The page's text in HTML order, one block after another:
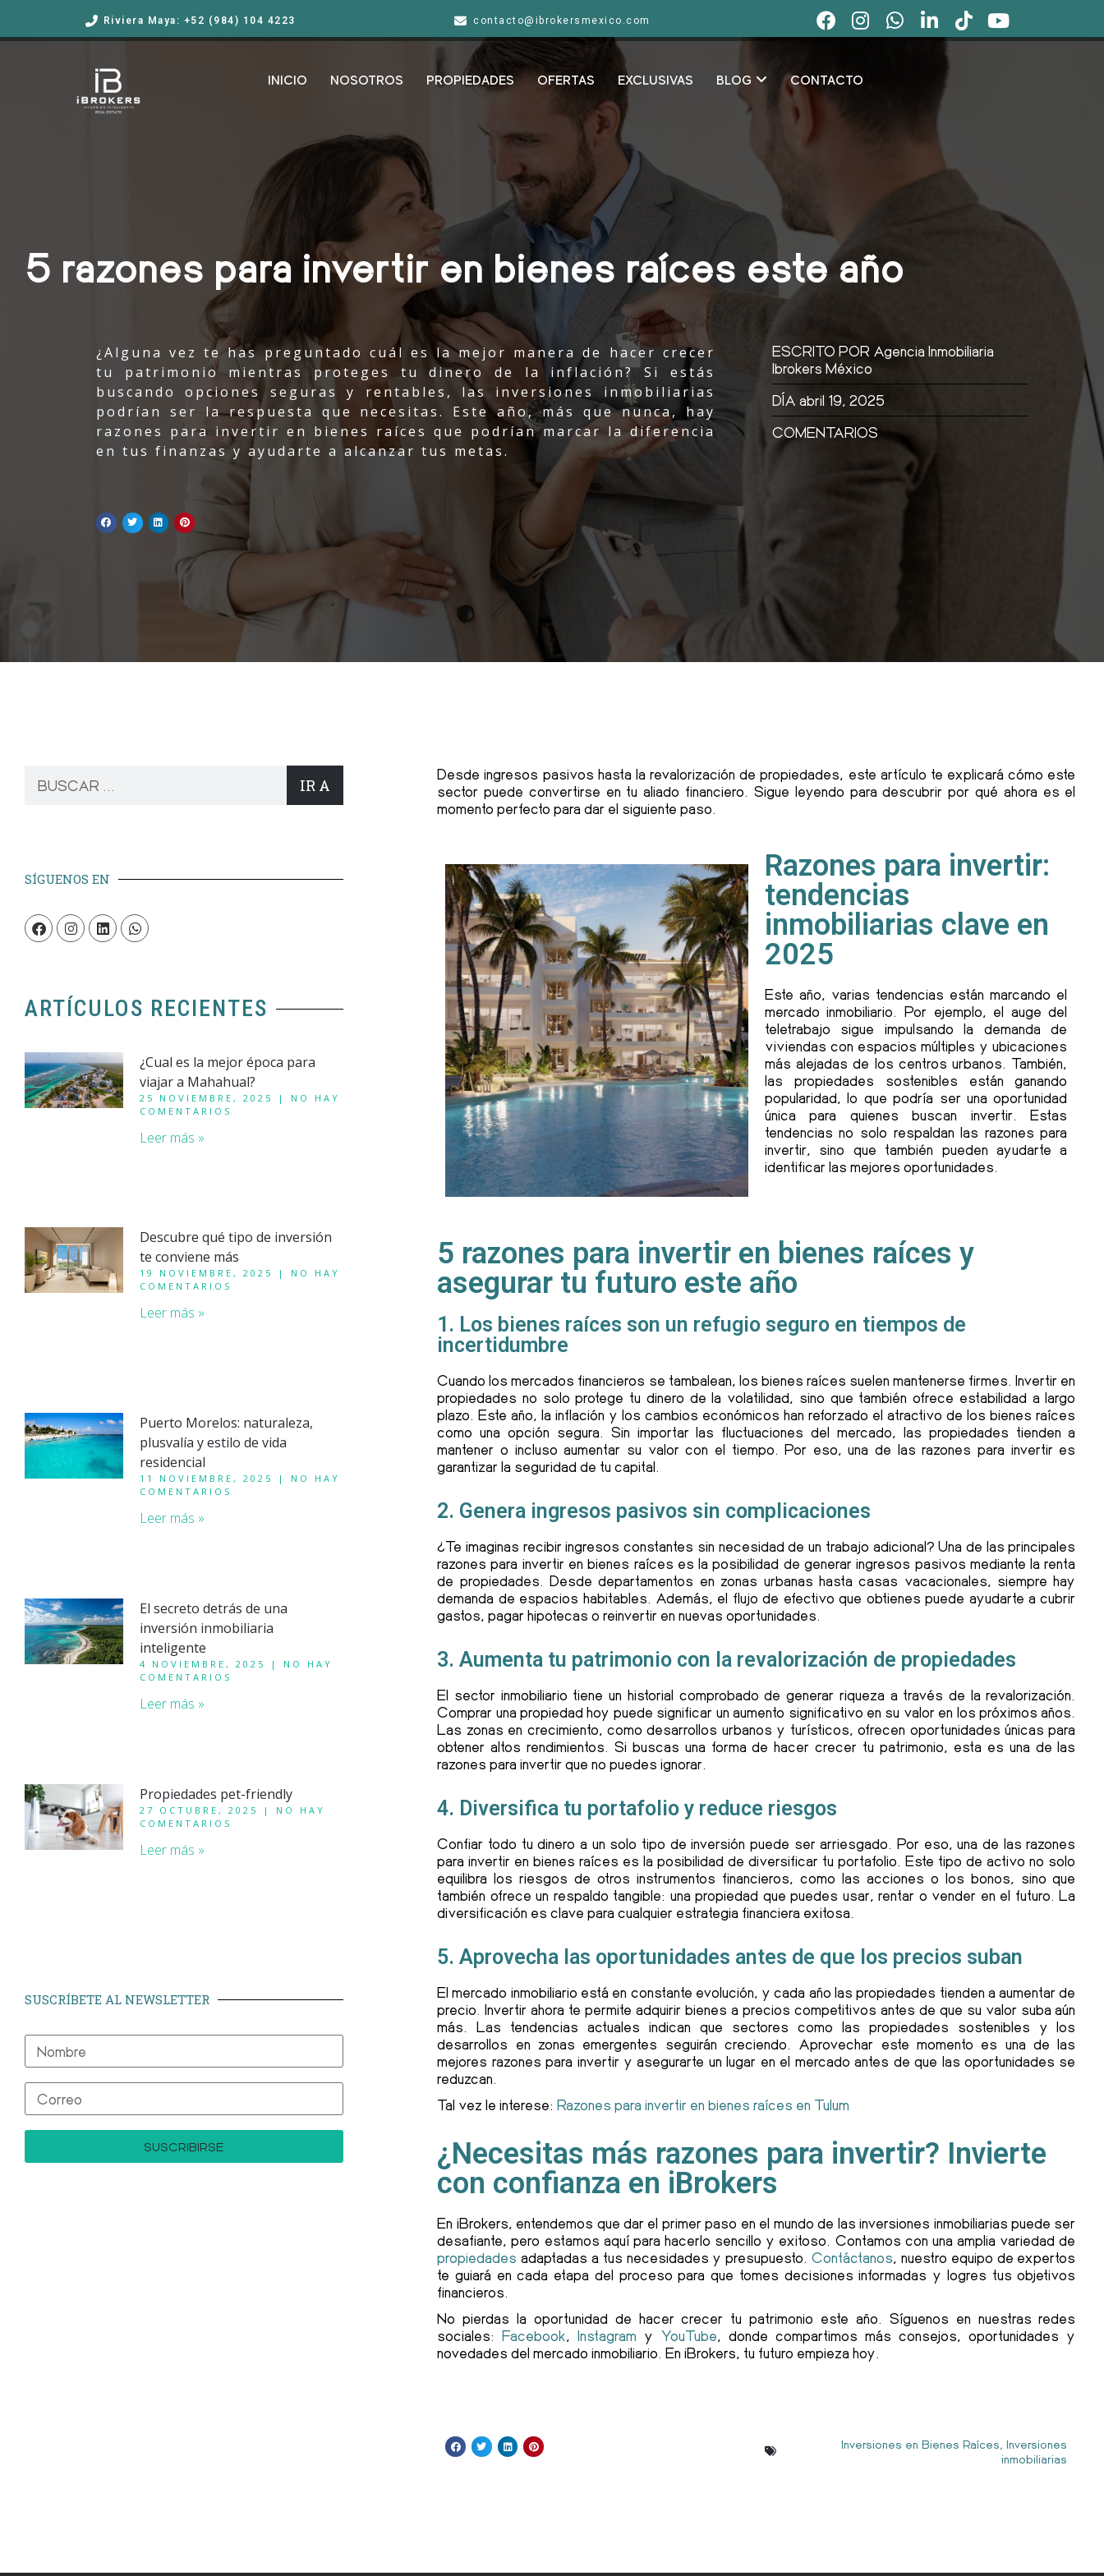
Riviera Maya: +52 (984) 104 4223 contacto@ibrokersmexico.com
INICIO NOSOTROS PROPIEDADES OFERTAS EXCLUSIVAS BLOG CONTACTO
5 razones para invertir en bienes raíces este año
¿Alguna vez te has preguntado cuál es la mejor manera de hacer crecer
tu patrimonio mientras proteges tu dinero de la inflación? Si estás
buscando opciones seguras y rentables, las inversiones inmobiliarias
podrían ser la respuesta que necesitas. Este año, más que nunca, hay
razones para invertir en bienes raíces que podrían marcar la diferencia
en tus finanzas y ayudarte a alcanzar tus metas.
ESCRITO POR Agencia Inmobiliaria
Ibrokers México
DÍAabril 19, 2025
COMENTARIOS
IR A
SÍGUENOS EN
ARTÍCULOS RECIENTES
¿Cual es la mejor época para
viajar a Mahahual?
25 NOVIEMBRE, 2025
NO HAY
COMENTARIOS
Leer más »
Descubre qué tipo de inversión
te conviene más
19 NOVIEMBRE, 2025
NO HAY
COMENTARIOS
Leer más »
Puerto Morelos: naturaleza,
plusvalía y estilo de vida
residencial
11 NOVIEMBRE, 2025
NO HAY
COMENTARIOS
Leer más »
El secreto detrás de una
inversión inmobiliaria
inteligente
4 NOVIEMBRE, 2025
NO HAY
COMENTARIOS
Leer más »
Propiedades pet-friendly
27 OCTUBRE, 2025
NO HAY
COMENTARIOS
Leer más »
SUSCRÍBETE AL NEWSLETTER
SUSCRIBIRSE
Desde ingresos pasivos hasta la revalorización de propiedades, este artículo te explicará cómo este
sector puede convertirse en tu aliado financiero. Sigue leyendo para descubrir por qué ahora es el
momento perfecto para dar el siguiente paso.
Razones para invertir:
tendencias
inmobiliarias clave en
2025
Este año, varias tendencias están marcando el
mercado inmobiliario. Por ejemplo, el auge del
teletrabajo sigue impulsando la demanda de
viviendas con espacios múltiples y ubicaciones
más alejadas de los centros urbanos. También,
las propiedades sostenibles están ganando
popularidad, lo que podría ser una oportunidad
única para quienes buscan invertir. Estas
tendencias no solo respaldan las razones para
invertir, sino que también pueden ayudarte a
identificar las mejores oportunidades.
5 razones para invertir en bienes raíces y
asegurar tu futuro este año
1. Los bienes raíces son un refugio seguro en tiempos de
incertidumbre
Cuando los mercados financieros se tambalean, los bienes raíces suelen mantenerse firmes. Invertir en
propiedades no solo protege tu dinero de la volatilidad, sino que también ofrece estabilidad a largo
plazo. Este año, la inflación y los cambios económicos han reforzado el atractivo de los bienes raíces
como una opción segura. Sin importar las fluctuaciones del mercado, las propiedades tienden a
mantener o incluso aumentar su valor con el tiempo. Por eso, una de las razones para invertir es
garantizar la seguridad de tu capital.
2. Genera ingresos pasivos sin complicaciones
¿Te imaginas recibir ingresos constantes sin necesidad de un trabajo adicional? Una de las principales
razones para invertir en bienes raíces es la posibilidad de generar ingresos pasivos mediante la renta
de propiedades. Desde departamentos en zonas urbanas hasta casas vacacionales, siempre hay
demanda de espacios habitables. Además, el flujo de efectivo que obtienes puede ayudarte a cubrir
gastos, pagar hipotecas o reinvertir en nuevas oportunidades.
3. Aumenta tu patrimonio con la revalorización de propiedades
El sector inmobiliario tiene un historial comprobado de generar riqueza a través de la revalorización.
Comprar una propiedad hoy puede significar un aumento significativo en su valor en los próximos años.
Las zonas en crecimiento, como desarrollos urbanos y turísticos, ofrecen oportunidades únicas para
obtener altos rendimientos. Si buscas una forma de hacer crecer tu patrimonio, esta es una de las
razones para invertir que no puedes ignorar.
4. Diversifica tu portafolio y reduce riesgos
Confiar todo tu dinero a un solo tipo de inversión puede ser arriesgado. Por eso, una de las razones
para invertir en bienes raíces es la posibilidad de diversificar tu portafolio. Este tipo de activo no solo
equilibra los riesgos de otros instrumentos financieros, como las acciones o los bonos, sino que
también ofrece un respaldo tangible: una propiedad que puedes usar, rentar o vender en el futuro. La
diversificación es clave para cualquier estrategia financiera exitosa.
5. Aprovecha las oportunidades antes de que los precios suban
El mercado inmobiliario está en constante evolución, y cada año las propiedades tienden a aumentar de
precio. Invertir ahora te permite adquirir bienes a precios competitivos antes de que su valor suba aún
más. Las tendencias actuales indican que sectores como las propiedades sostenibles y los
desarrollos en zonas emergentes seguirán creciendo. Aprovechar este momento es una de las
mejores razones para invertir y asegurarte un lugar en el mercado antes de que las oportunidades se
reduzcan.
Tal vez le interese:Razones para invertir en bienes raíces en Tulum
¿Necesitas más razones para invertir? Invierte
con confianza en iBrokers
En iBrokers, entendemos que dar el primer paso en el mundo de las inversiones inmobiliarias puede ser
desafiante, pero estamos aquí para hacerlo sencillo y exitoso. Contamos con una amplia variedad de
propiedades adaptadas a tus necesidades y presupuesto.Contáctanos, nuestro equipo de expertos
te guiará en cada etapa del proceso para que tomes decisiones informadas y logres tus objetivos
financieros.
No pierdas la oportunidad de hacer crecer tu patrimonio este año. Síguenos en nuestras redes
sociales:Facebook,Instagram y YouTube, donde compartimos más consejos, oportunidades y
novedades del mercado inmobiliario. En iBrokers, tu futuro empieza hoy.
Inversiones en Bienes Raíces,Inversiones
inmobiliarias